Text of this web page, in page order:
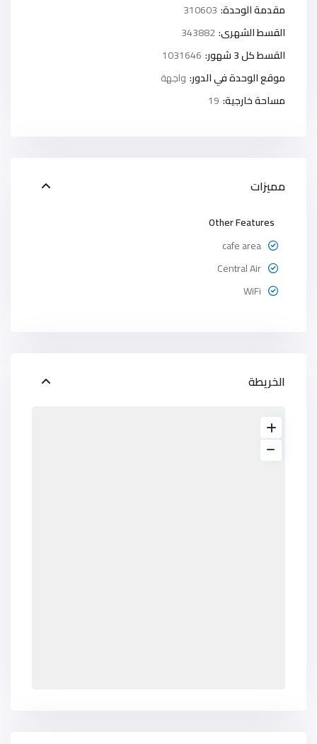
مقدمة الوحدة: 310603
القسط الشهرى:343882
القسط كل 3 شهور:
1031646
موقع الوحدة في الدور: واجهة
مساحة خارجية: 19
مميزات
Other Features
cafe area
Central Air
WiFi
الخريطة